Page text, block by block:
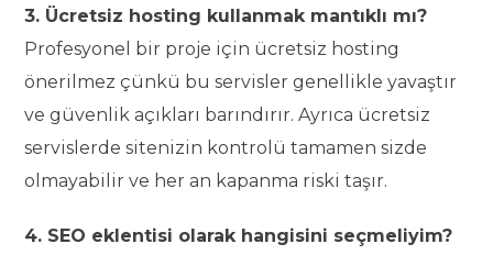
3. Ücretsiz hosting kullanmak mantıklı mı?
Profesyonel bir proje için ücretsiz hosting
önerilmez çünkü bu servisler genellikle yavaştır
ve güvenlik açıkları barındırır. Ayrıca ücretsiz
servislerde sitenizin kontrolü tamamen sizde
olmayabilir ve her an kapanma riski taşır.
4. SEO eklentisi olarak hangisini seçmeliyim?